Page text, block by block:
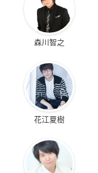
森川智之
花江夏樹